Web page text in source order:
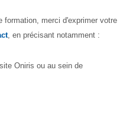
formation, merci d'exprimer votre
, en précisant notamment :
Oniris ou au sein de